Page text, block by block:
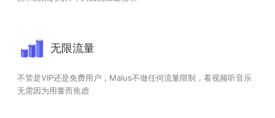
无限流量
不管是VIP还是免费用户，Malus不做任何流量限制，看视频听音乐
无需因为用量而焦虑